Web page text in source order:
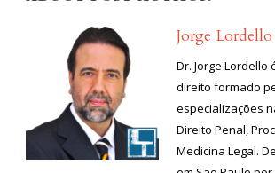
Jorge Lordello
Dr. Jorge Lordello
direito formado
especializações
Direito Penal,
Medicina Legal.